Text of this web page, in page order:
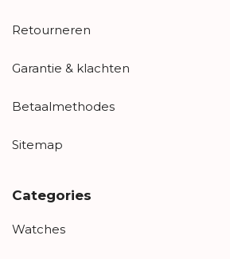
Retourneren
Garantie & klachten
Betaalmethodes
Sitemap
Categories
Watches